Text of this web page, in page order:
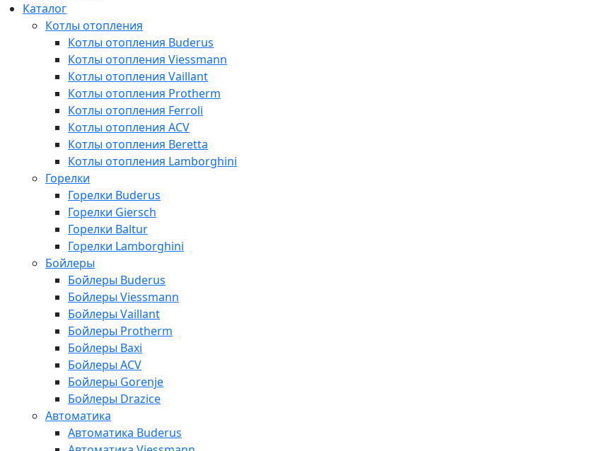
Каталог
Котлы отопления
Котлы отопления Buderus
Котлы отопления Viessmann
Котлы отопления Vaillant
Котлы отопления Protherm
Котлы отопления Ferroli
Котлы отопления ACV
Котлы отопления Beretta
Котлы отопления Lamborghini
Горелки
Горелки Buderus
Горелки Giersch
Горелки Baltur
Горелки Lamborghini
Бойлеры
Бойлеры Buderus
Бойлеры Viessmann
Бойлеры Vaillant
Бойлеры Protherm
Бойлеры Baxi
Бойлеры ACV
Бойлеры Gorenje
Бойлеры Drazice
Автоматика
Автоматика Buderus